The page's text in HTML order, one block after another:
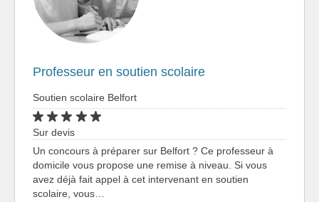
Professeur en soutien scolaire
Soutien scolaire Belfort
Sur devis
Un concours à préparer sur Belfort ? Ce professeur à
domicile vous propose une remise à niveau. Si vous
avez déjà fait appel à cet intervenant en soutien
scolaire, vous…